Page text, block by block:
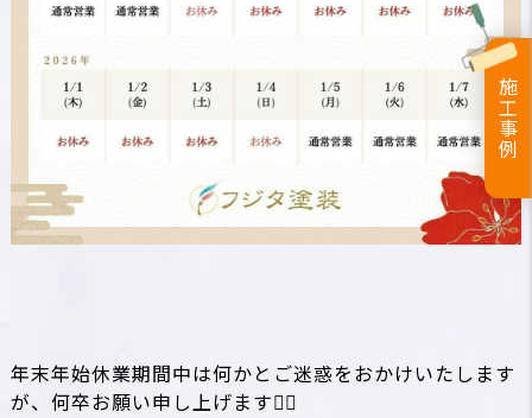
施工事例
年末年始休業期間中は何かとご迷惑をおかけいたします
が、何卒お願い申し上げます🙇‍♀️